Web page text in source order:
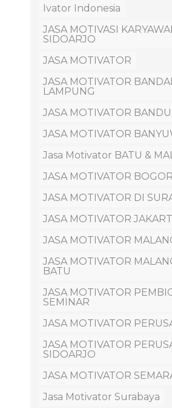
Ivator Indonesia
JASA MOTIVASI
SIDOARJO
JASA MOTIVATOR
JASA MOTIVATOR
LAMPUNG
JASA MOTIVATOR
JASA MOTIVATOR
Jasa Motivator BATU &
JASA MOTIVATOR BOGOR
JASA MOTIVATOR DI
JASA MOTIVATOR
JASA MOTIVATOR
JASA MOTIVATOR
BATU
JASA MOTIVATOR
SEMINAR
JASA MOTIVATOR
JASA MOTIVATOR
SIDOARJO
JASA MOTIVATOR
Jasa Motivator Surabaya